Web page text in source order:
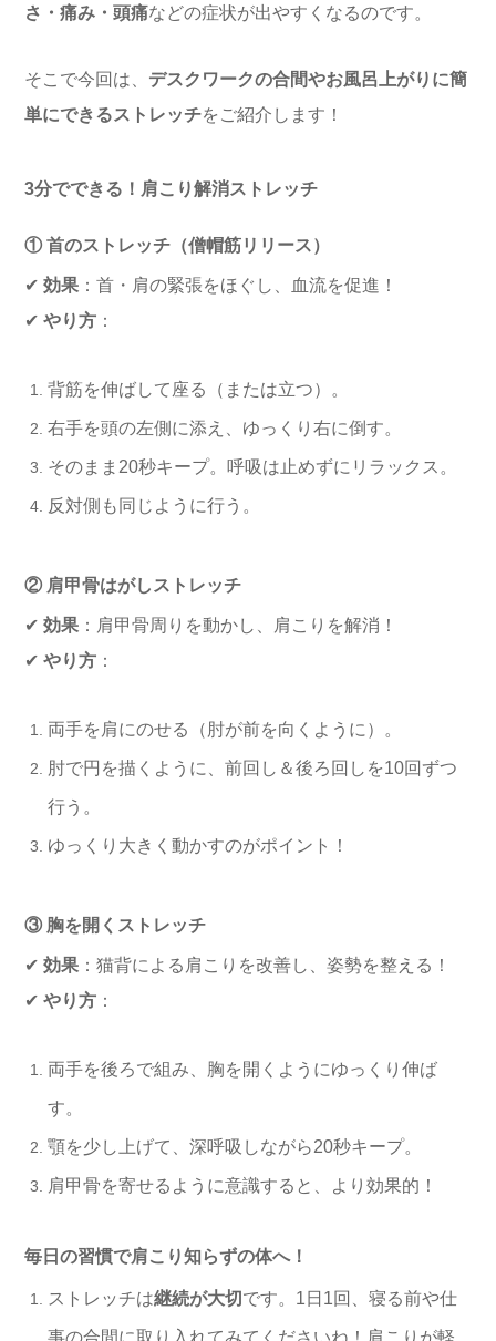
さ・痛み・頭痛などの症状が出やすくなるのです。
そこで今回は、 デスクワークの合間やお風呂上がりに簡
単にできるストレッチをご紹介します！
3分でできる！肩こり解消ストレッチ
① 首のストレッチ（僧帽筋リリース）
✔ 効果 ：首・肩の緊張をほぐし、血流を促進！
✔ やり方 ：
背筋を伸ばして座る（または立つ）。
右手を頭の左側に添え、ゆっくり右に倒す。
そのまま20秒キープ。呼吸は止めずにリラックス。
反対側も同じように行う。
② 肩甲骨はがしストレッチ
✔ 効果 ：肩甲骨周りを動かし、肩こりを解消！
✔ やり方 ：
両手を肩にのせる（肘が前を向くように）。
肘で円を描くように、前回し＆後ろ回しを10回ずつ
行う。
ゆっくり大きく動かすのがポイント！
③ 胸を開くストレッチ
✔ 効果 ：猫背による肩こりを改善し、姿勢を整える！
✔ やり方 ：
両手を後ろで組み、胸を開くようにゆっくり伸ば
す。
顎を少し上げて、深呼吸しながら20秒キープ。
肩甲骨を寄せるように意識すると、より効果的！
毎日の習慣で肩こり知らずの体へ！
ストレッチは継続が大切 です。1日1回、寝る前や仕
事の合間に取り入れてみてくださいね！肩こりが軽